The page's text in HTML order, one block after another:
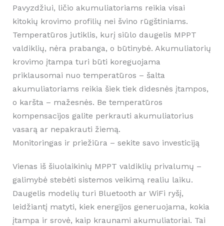
Pavyzdžiui, ličio akumuliatoriams reikia visai
kitokių krovimo profilių nei švino rūgštiniams.
Temperatūros jutiklis, kurį siūlo daugelis MPPT
valdiklių, nėra prabanga, o būtinybė. Akumuliatorių
krovimo įtampa turi būti koreguojama
priklausomai nuo temperatūros – šalta
akumuliatoriams reikia šiek tiek didesnės įtampos,
o karšta – mažesnės. Be temperatūros
kompensacijos galite perkrauti akumuliatorius
vasarą ar nepakrauti žiemą.
Monitoringas ir priežiūra – sekite savo investiciją
Vienas iš šiuolaikinių MPPT valdiklių privalumų –
galimybė stebėti sistemos veikimą realiu laiku.
Daugelis modelių turi Bluetooth ar WiFi ryšį,
leidžiantį matyti, kiek energijos generuojama, kokia
įtampa ir srovė, kaip kraunami akumuliatoriai. Tai